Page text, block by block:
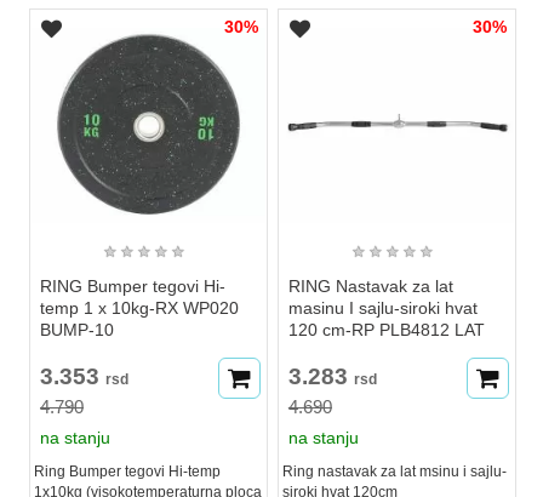
30%
★ ★ ★ ★ ★
RING Bumper tegovi Hi-
temp 1 x 10kg-RX WP020
BUMP-10
3.353 rsd
4.790
na stanju
Ring Bumper tegovi Hi-temp
1x10kg (visokotemperaturna ploca
30%
★ ★ ★ ★ ★
RING Nastavak za lat
masinu I sajlu-siroki hvat
120 cm-RP PLB4812 LAT
3.283 rsd
4.690
na stanju
Ring nastavak za lat msinu i sajlu-
siroki hvat 120cm